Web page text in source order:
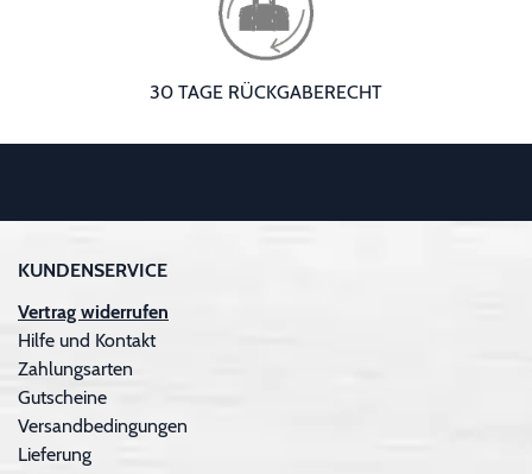
30 TAGE RÜCKGABERECHT
KUNDENSERVICE
Vertrag widerrufen
Hilfe und Kontakt
Zahlungsarten
Gutscheine
Versandbedingungen
Lieferung